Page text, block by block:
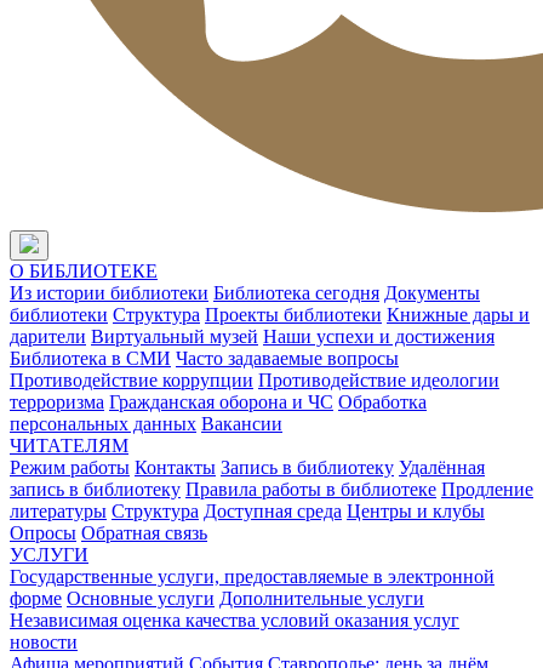
О БИБЛИОТЕКЕ
Из истории библиотеки Библиотека сегодня Документы
библиотеки Структура Проекты библиотеки Книжные дары и
дарители Виртуальный музей Наши успехи и достижения
Библиотека в СМИ Часто задаваемые вопросы
Противодействие коррупции Противодействие идеологии
терроризма Гражданская оборона и ЧС Обработка
персональных данных Вакансии
ЧИТАТЕЛЯМ
Режим работы Контакты Запись в библиотеку Удалённая
запись в библиотеку Правила работы в библиотеке Продление
литературы Структура Доступная среда Центры и клубы
Опросы Обратная связь
УСЛУГИ
Государственные услуги, предоставляемые в электронной
форме Основные услуги Дополнительные услуги
Независимая оценка качества условий оказания услуг
новости
Афиша мероприятий События Ставрополье: день за днём